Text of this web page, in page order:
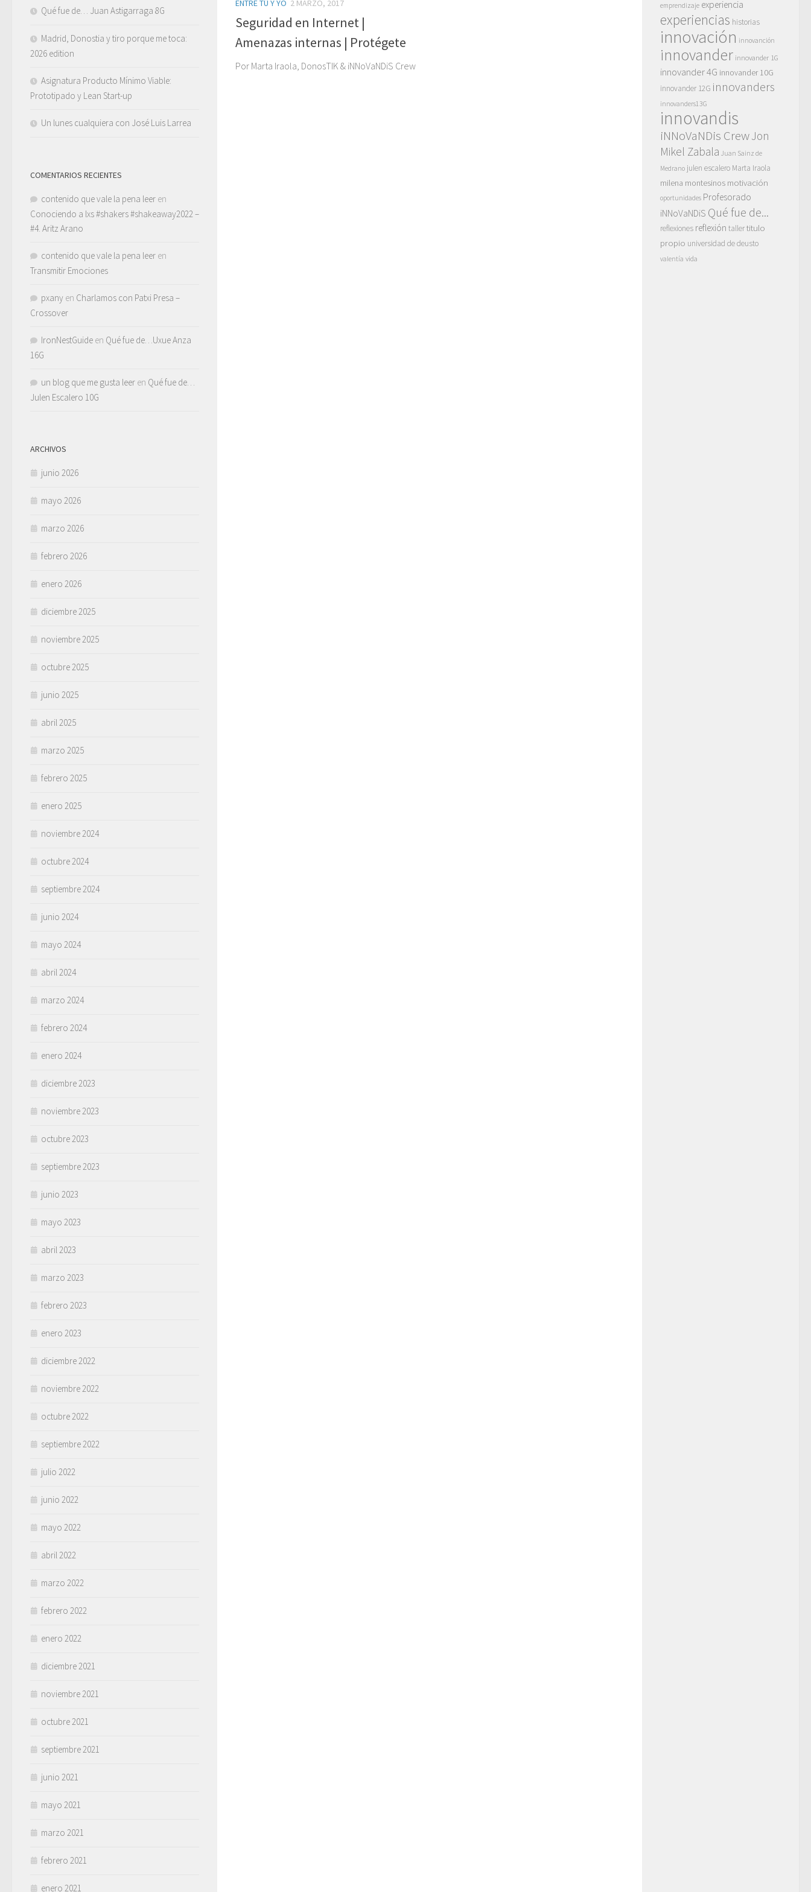
ENTRE TÚ Y YO 2 MARZO, 2017
Seguridad en Internet |
Amenazas internas | Protégete
Por Marta Iraola, DonosTIK & iNNoVaNDiS Crew
Qué fue de… Juan Astigarraga 8G
Madrid, Donostia y tiro porque me toca:
2026 edition
Asignatura Producto Mínimo Viable:
Prototipado y Lean Start-up
Un lunes cualquiera con José Luis Larrea
COMENTARIOS RECIENTES
contenido que vale la pena leer en
Conociendo a lxs #shakers #shakeaway2022 –
#4. Aritz Arano
contenido que vale la pena leer en
Transmitir Emociones
pxany en Charlamos con Patxi Presa –
Crossover
IronNestGuide en Qué fue de…Uxue Anza
16G
un blog que me gusta leer en Qué fue de…
Julen Escalero 10G
ARCHIVOS
junio 2026
mayo 2026
marzo 2026
febrero 2026
enero 2026
diciembre 2025
noviembre 2025
octubre 2025
junio 2025
abril 2025
marzo 2025
febrero 2025
enero 2025
noviembre 2024
octubre 2024
septiembre 2024
junio 2024
mayo 2024
abril 2024
marzo 2024
febrero 2024
enero 2024
diciembre 2023
noviembre 2023
octubre 2023
septiembre 2023
junio 2023
mayo 2023
abril 2023
marzo 2023
febrero 2023
enero 2023
diciembre 2022
noviembre 2022
octubre 2022
septiembre 2022
julio 2022
junio 2022
mayo 2022
abril 2022
marzo 2022
febrero 2022
enero 2022
diciembre 2021
noviembre 2021
octubre 2021
septiembre 2021
junio 2021
mayo 2021
marzo 2021
febrero 2021
enero 2021
emprendizaje experiencia
experiencias historias
innovación innovanción
innovander innovander 1G
innovander 4G innovander 10G
innovander 12G innovanders
innovanders13G
innovandis
iNNoVaNDis CrewJon
Mikel Zabala Juan Sainz de
Medrano julen escalero Marta Iraola
milena montesinos motivación
oportunidades Profesorado
iNNoVaNDiS Qué fue de...
reflexiones reflexión tallertitulo
propio universidad de deusto
valentía vida